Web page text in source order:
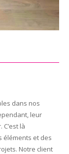
dans nos
leur
là
éléments et des
Notre client